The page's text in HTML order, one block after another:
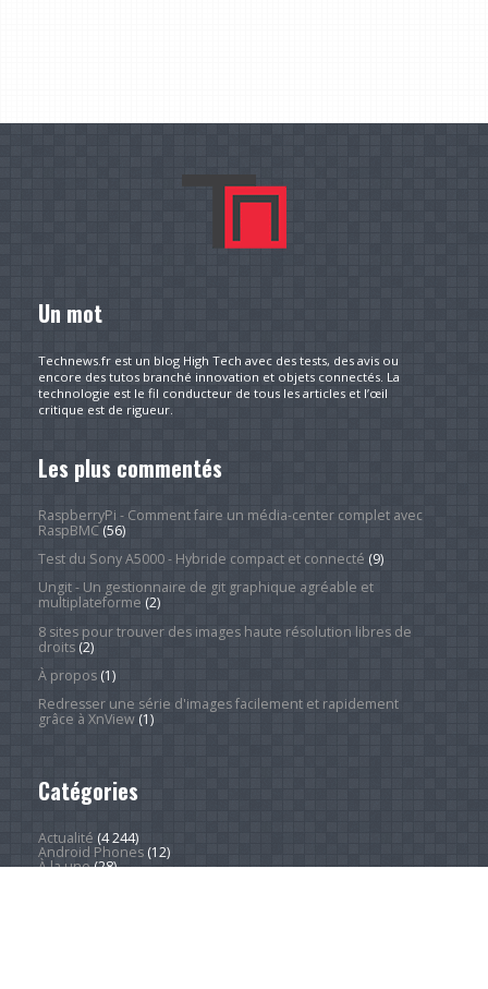
Un mot
Technews.fr est un blog High Tech avec des tests, des avis ou
encore des tutos branché innovation et objets connectés. La
technologie est le fil conducteur de tous les articles et l’œil
critique est de rigueur.
Les plus commentés
RaspberryPi - Comment faire un média-center complet avec
RaspBMC(56)
Test du Sony A5000 - Hybride compact et connecté (9)
Ungit - Un gestionnaire de git graphique agréable et
multiplateforme (2)
8 sites pour trouver des images haute résolution libres de
droits(2)
À propos(1)
Redresser une série d'images facilement et rapidement
grâce à XnView(1)
Catégories
Actualité (4 244)
Android Phones(12)
À la une(28)